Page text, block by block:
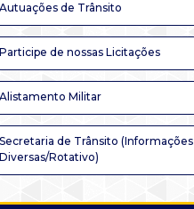
Autuações de Trânsito
Participe de nossas Licitações
Alistamento Militar
Secretaria de Trânsito (Informações
Diversas/Rotativo)